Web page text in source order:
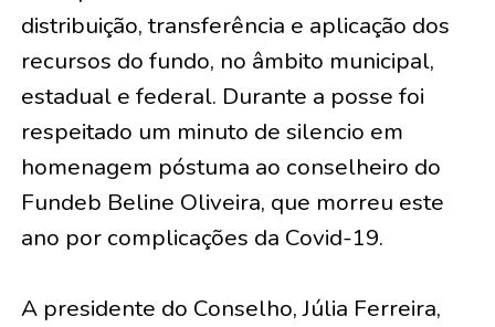
distribuição, transferência e aplicação dos
recursos do fundo, no âmbito municipal,
estadual e federal. Durante a posse foi
respeitado um minuto de silencio em
homenagem póstuma ao conselheiro do
Fundeb Beline Oliveira, que morreu este
ano por complicações da Covid-19.
A presidente do Conselho, Júlia Ferreira,